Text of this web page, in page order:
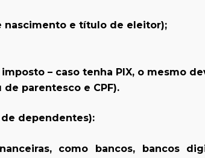
nascimento e título de eleitor);
– caso tenha PIX, o mesmo
parentesco e CPF).
dependentes):
como bancos, bancos